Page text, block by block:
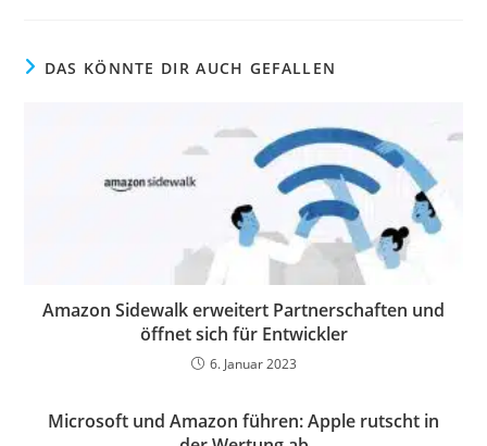
DAS KÖNNTE DIR AUCH GEFALLEN
Amazon Sidewalk erweitert Partnerschaften und
öffnet sich für Entwickler
6. Januar 2023
Microsoft und Amazon führen: Apple rutscht in